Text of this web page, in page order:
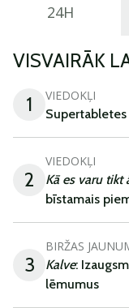
24H
VISVAIRĀK
1
VIEDOKĻI
2
VIEDOKĻI
Kā es varu tikt
bīstamais
3
BIRŽAS
Kalve:
lēmumus